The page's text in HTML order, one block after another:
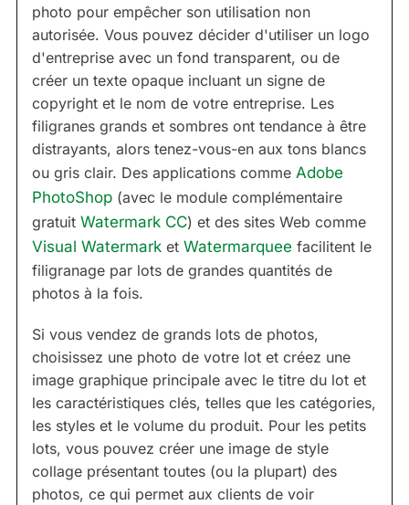
photo pour empêcher son utilisation non
autorisée. Vous pouvez décider d'utiliser un logo
d'entreprise avec un fond transparent, ou de
créer un texte opaque incluant un signe de
copyright et le nom de votre entreprise. Les
filigranes grands et sombres ont tendance à être
distrayants, alors tenez-vous-en aux tons blancs
ou gris clair. Des applications comme Adobe
PhotoShop (avec le module complémentaire
gratuit Watermark CC) et des sites Web comme
Visual Watermark et Watermarquee facilitent le
filigranage par lots de grandes quantités de
photos à la fois.
Si vous vendez de grands lots de photos,
choisissez une photo de votre lot et créez une
image graphique principale avec le titre du lot et
les caractéristiques clés, telles que les catégories,
les styles et le volume du produit. Pour les petits
lots, vous pouvez créer une image de style
collage présentant toutes (ou la plupart) des
photos, ce qui permet aux clients de voir